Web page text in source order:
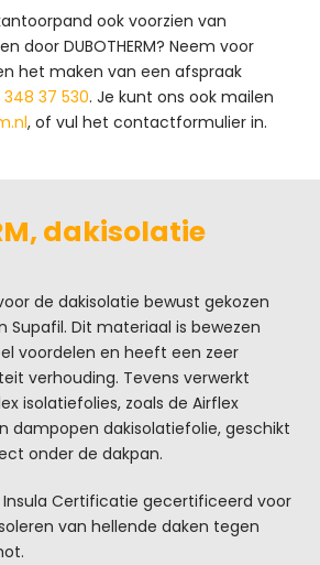
ook voorzien van
door DUBOTHERM? Neem voor
het maken van een afspraak
348 37 530. Je kunt ons ook mailen
, of vul het contactformulier in.
dakisolatie
de dakisolatie bewust gekozen
Supafil. Dit materiaal is bewezen
voordelen en heeft een zeer
verhouding. Tevens verwerkt
isolatiefolies, zoals de Airflex
dampopen dakisolatiefolie, geschikt
onder de dakpan.
Insula Certificatie gecertificeerd voor
van hellende daken tegen